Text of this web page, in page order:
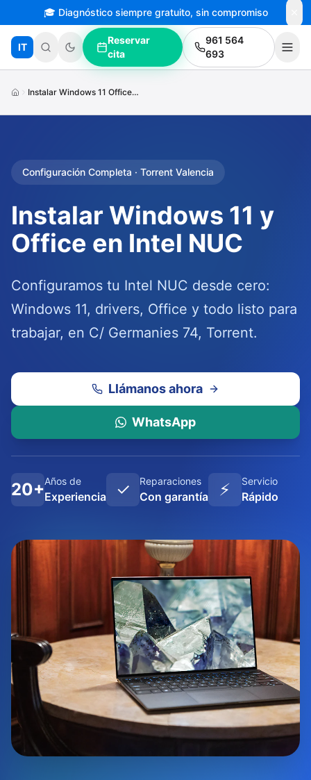
Saltar al contenido principal
🎓 Diagnóstico siempre gratuito, sin compromiso
IT
Reservar
cita
961 564
693
Instalar Windows 11 Office Intel Nuc
Configuración Completa · Torrent Valencia
Instalar Windows 11 y
Office en Intel NUC
Configuramos tu Intel NUC desde cero:
Windows 11, drivers, Office y todo listo para
trabajar, en C/ Germanies 74, Torrent.
Llámanos ahora
WhatsApp
20+Años de
Experiencia ✓ Reparaciones
Con garantía ⚡ Servicio
Rápido